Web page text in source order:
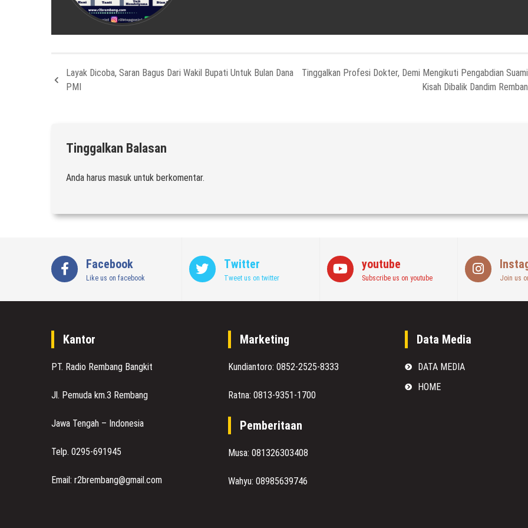
Layak Dicoba, Saran Bagus Dari Wakil Bupati Untuk Bulan Dana
PMI
Tinggalkan Profesi Dokter, Demi Mengikuti Pengabdian
Kisah Dibalik Dandim
Tinggalkan Balasan
Anda harus masuk untuk berkomentar.
Facebook
Like us on facebook
Twitter
Tweet us on twitter
youtube
Subscribe us on youtube Join us
Kantor
PT. Radio Rembang Bangkit
Jl. Pemuda km.3 Rembang
Jawa Tengah – Indonesia
Telp. 0295-691945
Email: r2brembang@gmail.com
Marketing
Kundiantoro: 0852-2525-8333
Ratna: 0813-9351-1700
Pemberitaan
Musa: 081326303408
Wahyu: 08985639746
Data Media
DATA MEDIA
HOME